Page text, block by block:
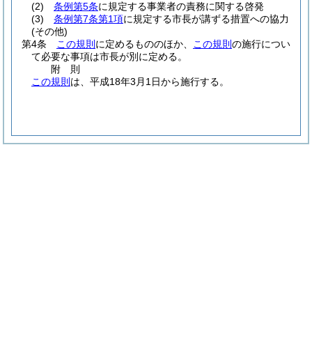
(2)
条例第5条に規定する事業者の責務に関する啓発
(3)
条例第7条第1項に規定する市長が講ずる措置への協力
(その他)
第4条
この規則 に定めるもののほか、 この規則 の施行につい
て必要な事項は市長が別に定める。
附 則
この規則 は、平成18年3月1日から施行する。